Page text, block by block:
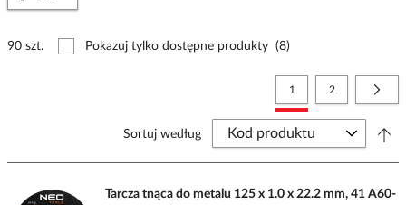
90 szt. Pokazuj tylko dostępne produkty (8)
Strona
Aktualnie czytasz stronę
1 Strona
2
Sortuj według
Tarcza tnąca do metalu 125 x 1.0 x 22.2 mm, 41 A60-